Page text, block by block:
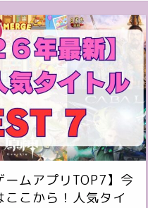
ームアプリTOP7】今
こから！人気タイ